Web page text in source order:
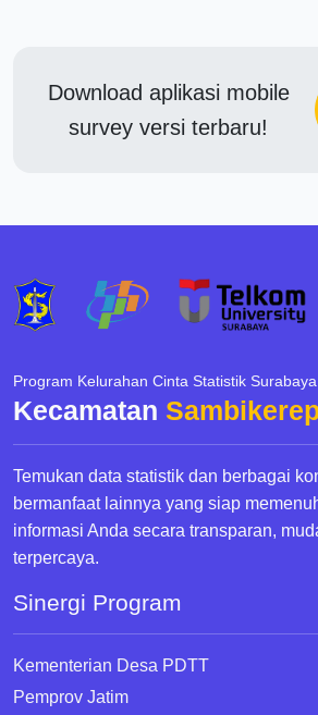
Download aplikasi mobile
survey versi terbaru!
Program Kelurahan Cinta Statistik Surabaya
Kecamatan
Temukan data statistik dan berbagai
bermanfaat lainnya yang siap
informasi Anda secara transparan,
terpercaya.
Sinergi Program
Kementerian Desa PDTT
Pemprov Jatim